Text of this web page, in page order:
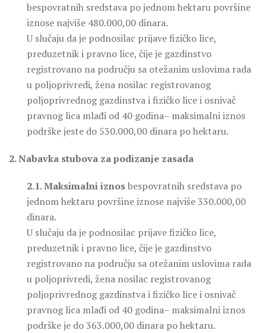
bespovratnih sredstava po jednom hektaru površine
iznose najviše 480.000,00 dinara.
U slučaju da je podnosilac prijave fizičko lice,
preduzetnik i pravno lice, čije je gazdinstvo
registrovano na području sa otežanim uslovima rada
u poljoprivredi, žena nosilac registrovanog
poljoprivrednog gazdinstva i fizičko lice i osnivač
pravnog lica mlađi od 40 godina– maksimalni iznos
podrške jeste do 530.000,00 dinara po hektaru.
2. Nabavka stubova za podizanje zasada
2.1. Maksimalni iznosbespovratnih sredstava po
jednom hektaru površine iznose najviše 330.000,00
dinara.
U slučaju da je podnosilac prijave fizičko lice,
preduzetnik i pravno lice, čije je gazdinstvo
registrovano na području sa otežanim uslovima rada
u poljoprivredi, žena nosilac registrovanog
poljoprivrednog gazdinstva i fizičko lice i osnivač
pravnog lica mlađi od 40 godina– maksimalni iznos
podrške je do 363.000,00 dinara po hektaru.